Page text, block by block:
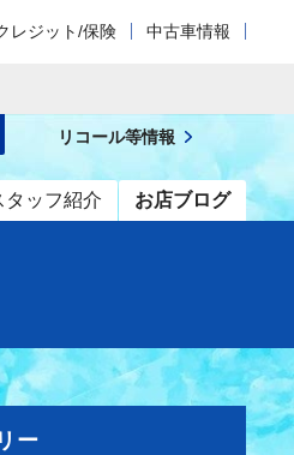
レジット/保険 中古車情報
タッフ紹介 お店ブログ
リコール等情報
ー